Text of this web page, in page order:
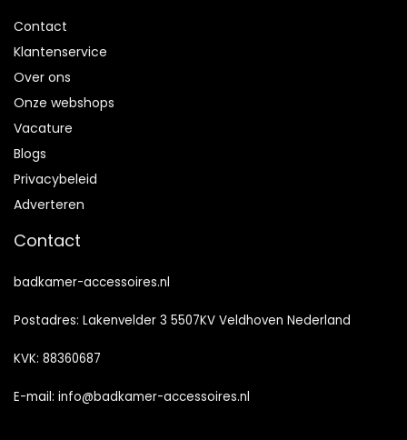
Contact
Klantenservice
Over ons
Onze webshops
Vacature
Blogs
Privacybeleid
Adverteren
Contact
badkamer-accessoires.nl
Postadres: Lakenvelder 3 5507KV Veldhoven Nederland
KVK: 88360687
E-mail: info@badkamer-accessoires.nl